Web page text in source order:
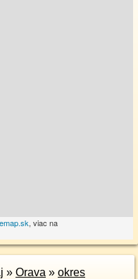
, viac na
» Orava » okres